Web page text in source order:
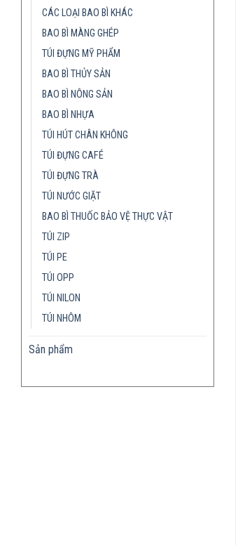
CÁC LOẠI BAO BÌ KHÁC
BAO BÌ MÀNG GHÉP
TÚI ĐỰNG MỸ PHẨM
BAO BÌ THỦY SẢN
BAO BÌ NÔNG SẢN
BAO BÌ NHỰA
TÚI HÚT CHÂN KHÔNG
TÚI ĐỰNG CAFÉ
TÚI ĐỰNG TRÀ
TÚI NƯỚC GIẶT
BAO BÌ THUỐC BẢO VỆ THỰC VẬT
TÚI ZIP
TÚI PE
TÚI OPP
TÚI NILON
TÚI NHÔM
Sản phẩm